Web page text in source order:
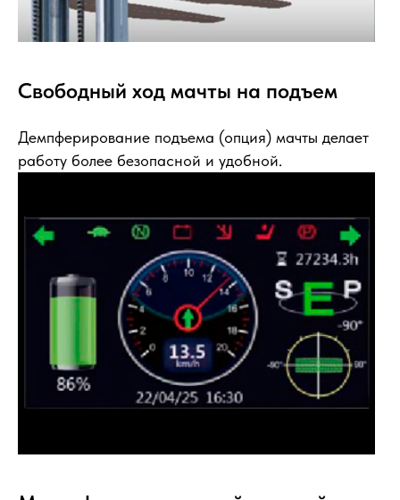
Свободный ход мачты на подъем
Демпферирование подъема (опция) мачты делает
работу более безопасной и удобной.